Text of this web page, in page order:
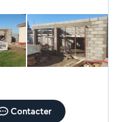
Contacter